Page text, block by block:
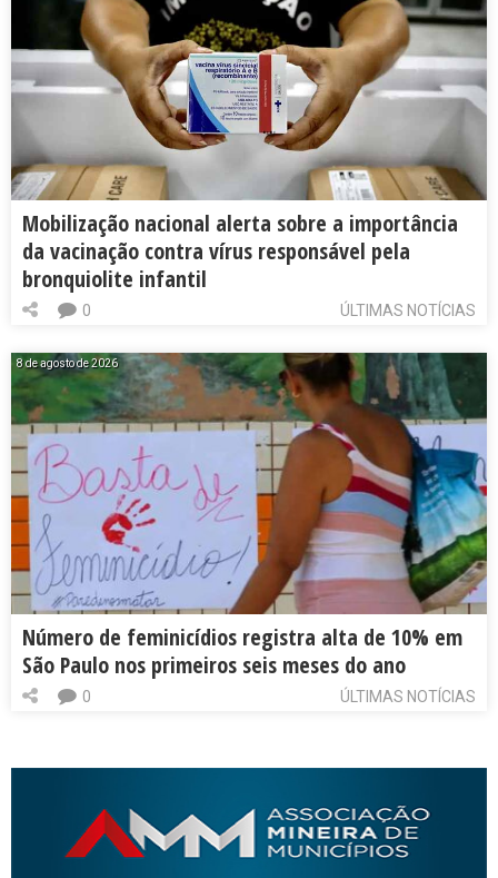
Mobilização nacional alerta sobre a importância
da vacinação contra vírus responsável pela
bronquiolite infantil
ÚLTIMAS NOTÍCIAS
0
8 de agosto de 2026
Número de feminicídios registra alta de 10% em
São Paulo nos primeiros seis meses do ano
ÚLTIMAS NOTÍCIAS
0